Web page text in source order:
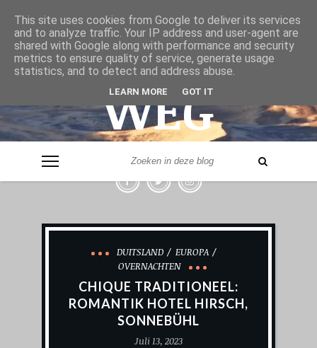
& VER
WEG
DUITSLAND
EUROPA
OVERNACHTEN
CHIQUE TRADITIONEEL:
ROMANTIK HOTEL HIRSCH,
SONNEBÜHL
Juli 13, 2023
This site uses cookies from Google to deliver its services
and to analyze traffic. Your IP address and user-agent are
shared with Google along with performance and security
metrics to ensure quality of service, generate usage
statistics, and to detect and address abuse.
LEARN MORE GOT IT